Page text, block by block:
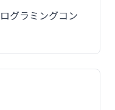
グラミングコン